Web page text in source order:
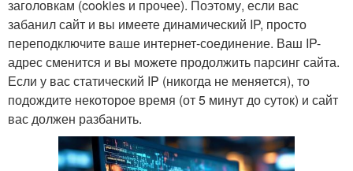
заголовкам (cookies и прочее). Поэтому, если вас
забанил сайт и вы имеете динамический IP, просто
переподключите ваше интернет-соединение. Ваш IP-
адрес сменится и вы можете продолжить парсинг сайта.
Если у вас статический IP (никогда не меняется), то
подождите некоторое время (от 5 минут до суток) и сайт
вас должен разбанить.